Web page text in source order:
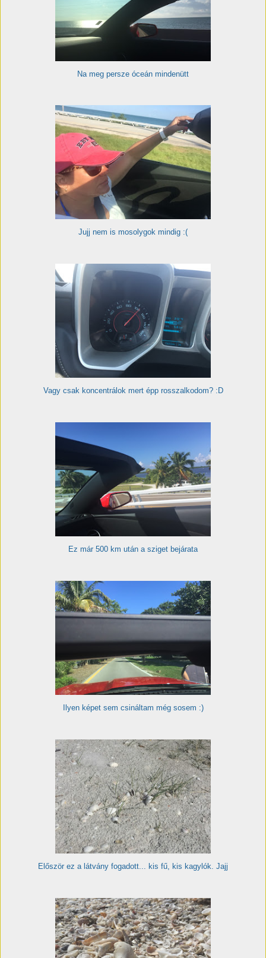
Na meg persze óceán mindenütt
Jujj nem is mosolygok mindig :(
Vagy csak koncentrálok mert épp rosszalkodom? :D
Ez már 500 km után a sziget bejárata
Ilyen képet sem csináltam még sosem :)
Először ez a látvány fogadott... kis fű, kis kagylók. Jajj